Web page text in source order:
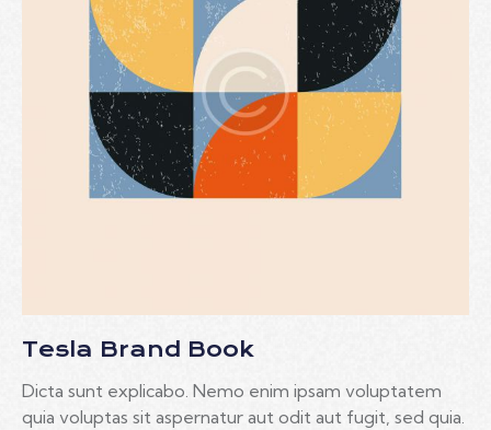
Tesla Brand Book
Dicta sunt explicabo. Nemo enim ipsam voluptatem
quia voluptas sit aspernatur aut odit aut fugit, sed quia.